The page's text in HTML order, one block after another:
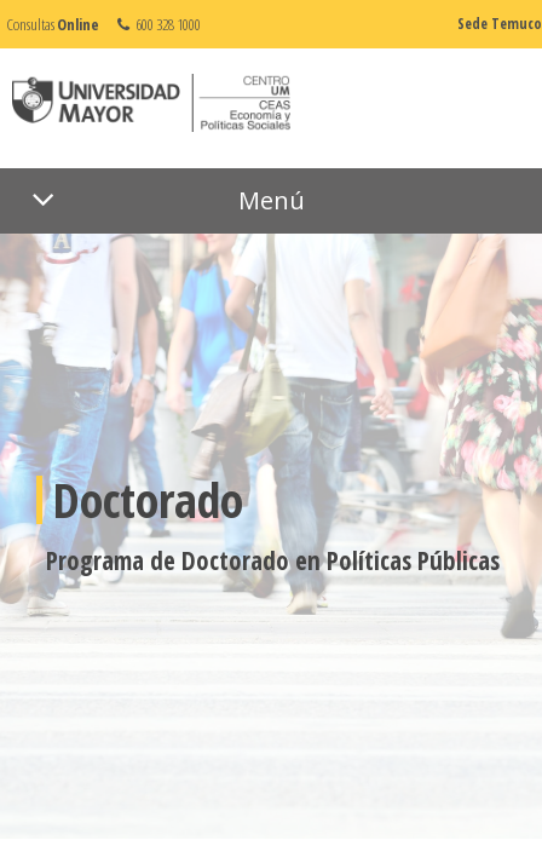
ConsultasOnline 600 328 1000 Sede Temuco
Menú
Doctorado
Programa de Doctorado en Políticas Públicas